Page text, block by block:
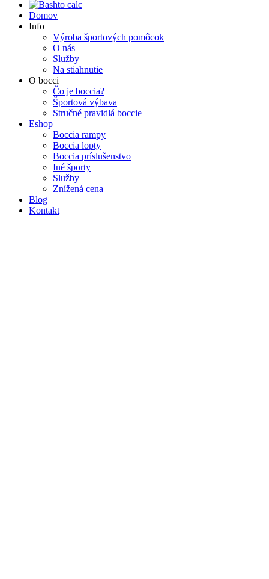
Domov
Info
Výroba športových pomôcok
O nás
Služby
Na stiahnutie
O bocci
Čo je boccia?
Športová výbava
Stručné pravidlá boccie
Eshop
Boccia rampy
Boccia lopty
Boccia príslušenstvo
Iné športy
Služby
Znížená cena
Blog
Kontakt